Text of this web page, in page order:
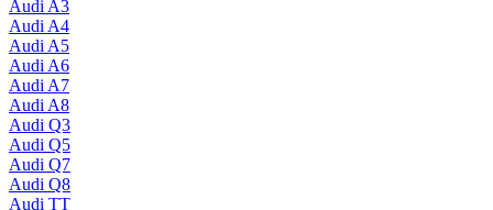
Audi A3
Audi A4
Audi A5
Audi A6
Audi A7
Audi A8
Audi Q3
Audi Q5
Audi Q7
Audi Q8
Audi TT